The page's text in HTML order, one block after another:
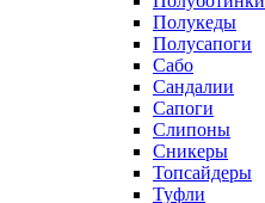
Полукеды
Полусапоги
Сабо
Сандалии
Сапоги
Слипоны
Сникеры
Топсайдеры
Туфли